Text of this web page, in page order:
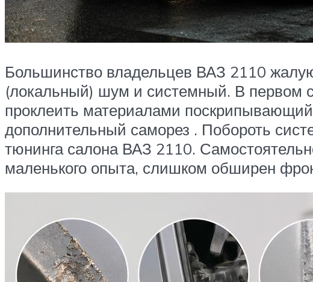
Большинство владельцев ВАЗ 2110
(локальный) шум и системный. В первом
проклеить материалами
дополнительный саморез . Побороть
тюнинга салона ВАЗ 2110.
маленького опыта, слишком обширен